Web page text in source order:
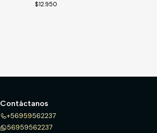
$12.950
Contáctanos
+56959562237
56959562237